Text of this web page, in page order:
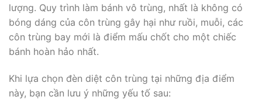
lượng. Quy trình làm bánh vô trùng, nhất là không có
bóng dáng của côn trùng gây hại như ruồi, muỗi, các
côn trùng bay mới là điểm mấu chốt cho một chiếc
bánh hoàn hảo nhất.
Khi lựa chọn đèn diệt côn trùng tại những địa điểm
này, bạn cần lưu ý những yếu tố sau: